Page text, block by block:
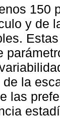
150
y de
la
las